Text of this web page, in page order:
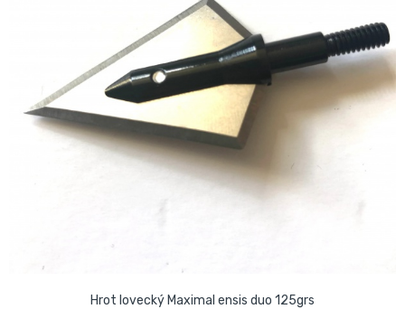
Hrot lovecký Maximal ensis duo 125grs